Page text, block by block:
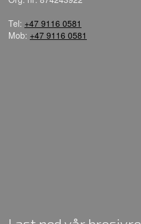
Tel: +47 9116 0581
Mob: +47 9116 0581